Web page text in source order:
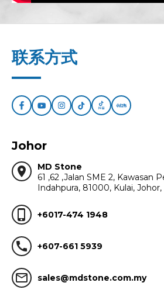
联系方式
Johor
location_on
MD Stone
61 ,62 ,Jalan SME 2, Kawasan
Indahpura, 81000, Kulai, Johor,
phone_iphone +6017-474 1948
call +607-661 5939
mail_outline sales@mdstone.com.my